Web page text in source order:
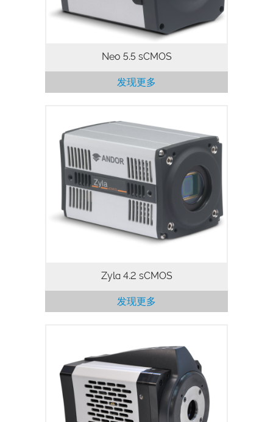
Neo 5.5 sCMOS
发现更多
Zyla 4.2 PLUS is the latest sCMOS
technology advancement from Andor. At
its heart, Zyla 4.2 PLUS benefits from
latest generation sCMOS sensor
technology, delivering a further 10 %
boost…
Zyla 4.2 sCMOS
发现更多
Sona is Andor’s latest high performance
sCMOS camera platform, specifically for life
science imaging applications. The NEW Sona
4.2B-6 model provides the perfect balance